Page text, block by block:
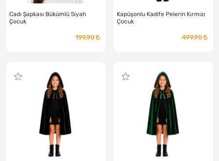
Cadı Şapkası Bükümlü Siyah
Çocuk
199,90
Kapüşonlu Kadife Pelerin Kırmızı
Çocuk
499,90